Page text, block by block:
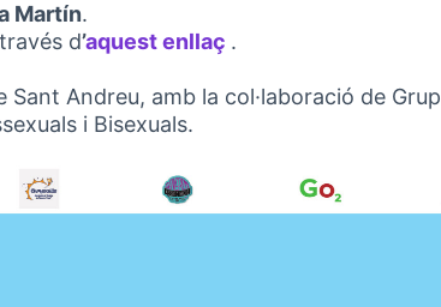
Martín.
d’aquest enllaç .
Andreu, amb la col·laboració de Grup
i Bisexuals.